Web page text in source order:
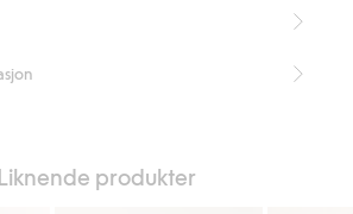
Liknende produkter